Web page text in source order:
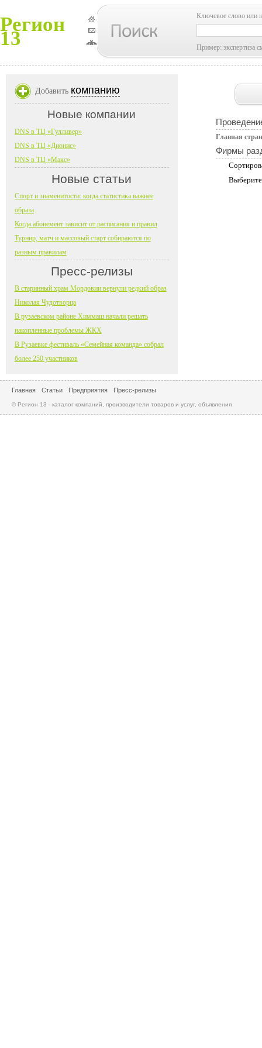
Регион
13
Ключевое слово или
Пример: экспертиза
Главная
Фирмы
Добавить компанию
Новые компании
DNS в ТЦ «Гулливер»
DNS в ТЦ «Дионис»
DNS в ТЦ «Макс»
Новые статьи
Спорт и знаменитости: когда статистика важнее
образа
Когда абонемент зависит от расписания и правил
Турнир, матч и массовый старт собираются по
разным правилам
Пресс-релизы
В старинный храм Мордовии вернули редкий образ
Николая Чудотворца
В рузаевском районе Химмаш начали решать
накопленные проблемы ЖКХ
В Рузаевке фестиваль «Семейная команда» собрал
более 250 участников
Главная Статьи Предприятия Пресс-релизы
© Регион 13 - каталог компаний, производители товаров и услуг, объявления